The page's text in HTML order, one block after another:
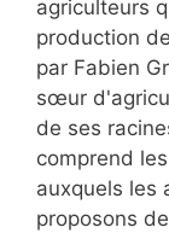
agriculteurs
production
par Fabien
sœur
de ses
comprend
auxquels les
proposons